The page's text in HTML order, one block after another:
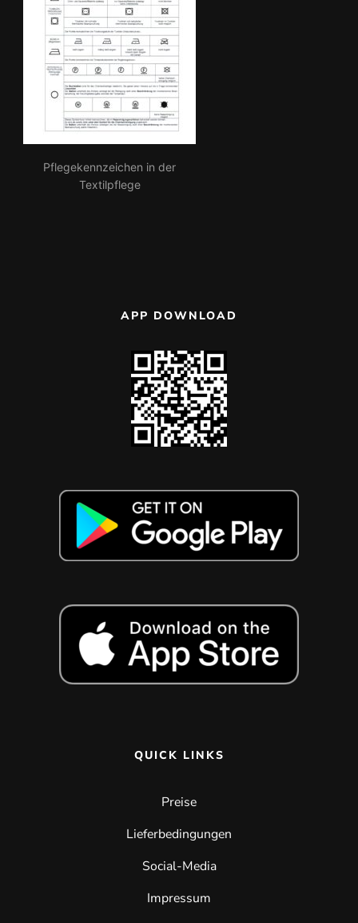
Pflegekennzeichen in der
Textilpflege
APP DOWNLOAD
QUICK LINKS
Preise
Lieferbedingungen
Social-Media
Impressum